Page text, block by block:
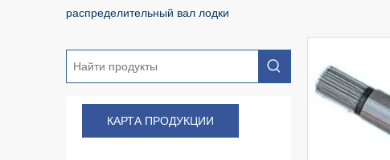
распределительный вал лодки
КАРТА ПРОДУКЦИИ